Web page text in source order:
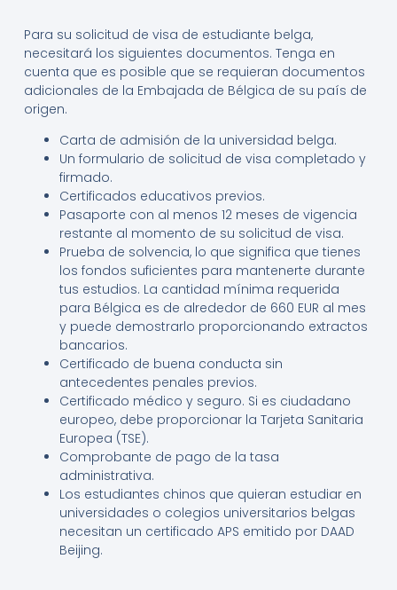
Para su solicitud de visa de estudiante belga,
necesitará los siguientes documentos. Tenga en
cuenta que es posible que se requieran documentos
adicionales de la Embajada de Bélgica de su país de
origen.
Carta de admisión de la universidad belga.
Un formulario de solicitud de visa completado y
firmado.
Certificados educativos previos.
Pasaporte con al menos 12 meses de vigencia
restante al momento de su solicitud de visa.
Prueba de solvencia, lo que significa que tienes
los fondos suficientes para mantenerte durante
tus estudios. La cantidad mínima requerida
para Bélgica es de alrededor de 660 EUR al mes
y puede demostrarlo proporcionando extractos
bancarios.
Certificado de buena conducta sin
antecedentes penales previos.
Certificado médico y seguro. Si es ciudadano
europeo, debe proporcionar la Tarjeta Sanitaria
Europea (TSE).
Comprobante de pago de la tasa
administrativa.
Los estudiantes chinos que quieran estudiar en
universidades o colegios universitarios belgas
necesitan un certificado APS emitido por DAAD
Beijing.